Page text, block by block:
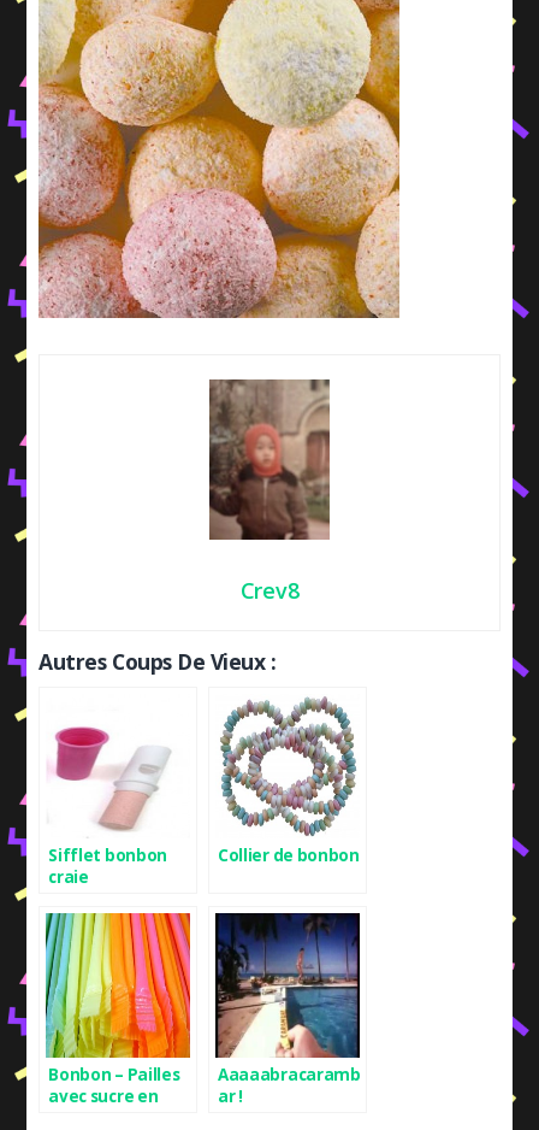
Crev8
Autres Coups De Vieux :
Sifflet bonbon
craie
Collier de bonbon
Bonbon – Pailles
avec sucre en
Aaaaabracaramb
ar !